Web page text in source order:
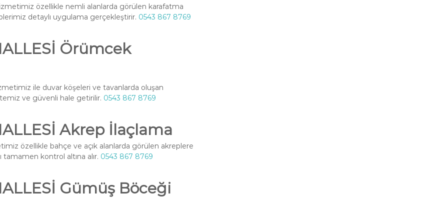
özellikle nemli alanlarda görülen karafatma
detaylı uygulama gerçekleştirir. 0543 867 8769
Örümcek
ile duvar köşeleri ve tavanlarda oluşan
temiz ve güvenli hale getirilir. 0543 867 8769
Akrep İlaçlama
özellikle bahçe ve açık alanlarda görülen akreplere
kontrol altına alır. 0543 867 8769
Gümüş Böceği